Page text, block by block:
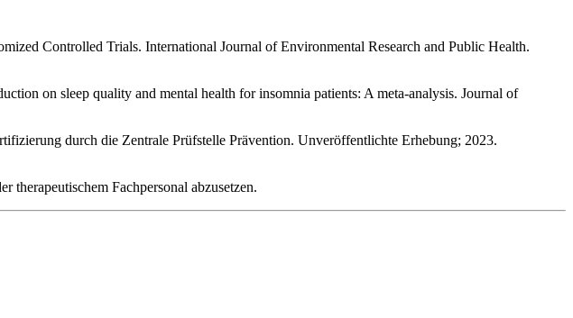
Controlled Trials. International Journal of Environmental Research and Public Health.
on sleep quality and mental health for insomnia patients: A meta-analysis. Journal of
durch die Zentrale Prüfstelle Prävention. Unveröffentlichte Erhebung; 2023.
therapeutischem Fachpersonal abzusetzen.